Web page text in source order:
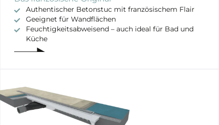
Authentischer Betonstuc mit französischem Flair
Geeignet für Wandflächen
Feuchtigkeitsabweisend – auch ideal für Bad und
Küche